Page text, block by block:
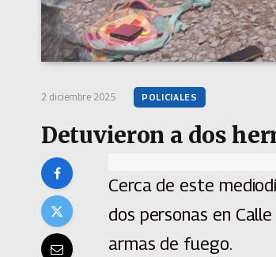
2 diciembre 2025 POLICIALES
Detuvieron a dos
Cerca de este
dos personas en
armas de fuego.